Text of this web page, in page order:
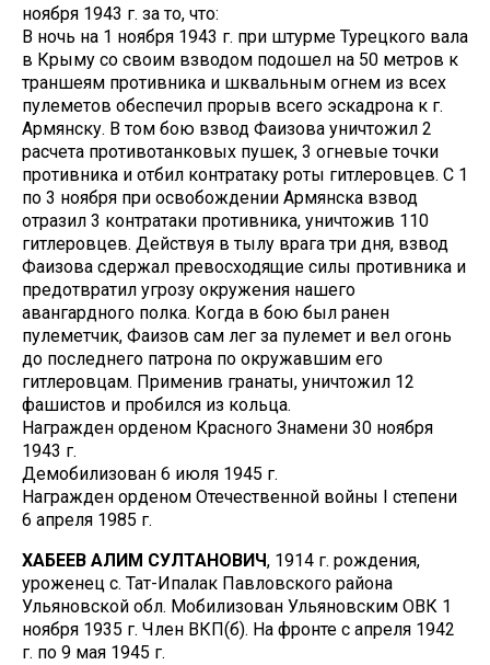
ноября 1943 г. за то, что:
В ночь на 1 ноября 1943 г. при штурме Турецкого вала
в Крыму со своим взводом подошел на 50 метров к
траншеям противника и шквальным огнем из всех
пулеметов обеспечил прорыв всего эскадрона к г.
Армянску. В том бою взвод Фаизова уничтожил 2
расчета противотанковых пушек, 3 огневые точки
противника и отбил контратаку роты гитлеровцев. С 1
по 3 ноября при освобождении Армянска взвод
отразил 3 контратаки противника, уничтожив 110
гитлеровцев. Действуя в тылу врага три дня, взвод
Фаизова сдержал превосходящие силы противника и
предотвратил угрозу окружения нашего
авангардного полка. Когда в бою был ранен
пулеметчик, Фаизов сам лег за пулемет и вел огонь
до последнего патрона по окружавшим его
гитлеровцам. Применив гранаты, уничтожил 12
фашистов и пробился из кольца.
Награжден орденом Красного Знамени 30 ноября
1943 г.
Демобилизован 6 июля 1945 г.
Награжден орденом Отечественной войны I степени
6 апреля 1985 г.
ХАБЕЕВ АЛИМ СУЛТАНОВИЧ, 1914 г. рождения,
уроженец с. Тат-Ипалак Павловского района
Ульяновской обл. Мобилизован Ульяновским ОВК 1
ноября 1935 г. Член ВКП(б). На фронте с апреля 1942
г. по 9 мая 1945 г.